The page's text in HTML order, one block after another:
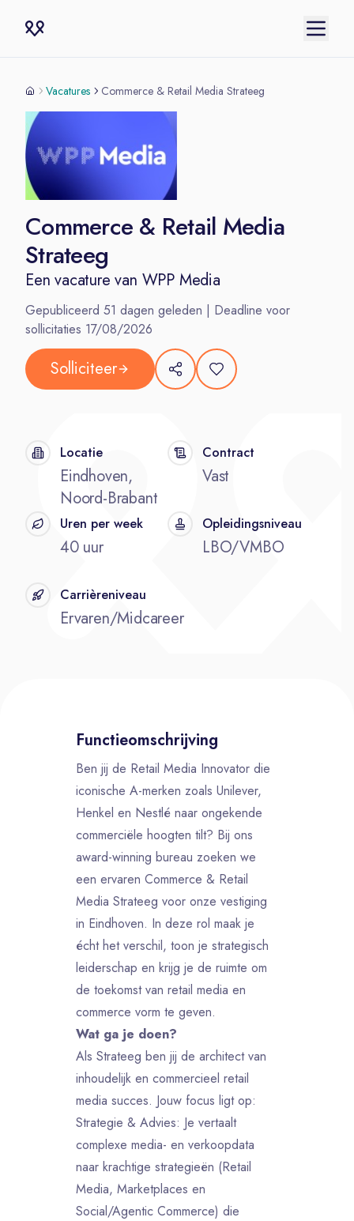
Vacatures Commerce & Retail Media Strateeg
Commerce & Retail Media
Strateeg
Een vacature van WPP Media
Gepubliceerd 51 dagen geleden | Deadline voor
sollicitaties 17/08/2026
Solliciteer
Locatie
Eindhoven,
Noord-Brabant
Contract
Vast
Uren per week
40 uur
Opleidingsniveau
LBO/VMBO
Carrièreniveau
Ervaren/Midcareer
Functieomschrijving
Ben jij de Retail Media Innovator die
iconische A-merken zoals Unilever,
Henkel en Nestlé naar ongekende
commerciële hoogten tilt? Bij ons
award-winning bureau zoeken we
een ervaren Commerce & Retail
Media Strateeg voor onze vestiging
in Eindhoven. In deze rol maak je
écht het verschil, toon je strategisch
leiderschap en krijg je de ruimte om
de toekomst van retail media en
commerce vorm te geven.
Wat ga je doen?
Als Strateeg ben jij de architect van
inhoudelijk en commercieel retail
media succes. Jouw focus ligt op:
Strategie & Advies: Je vertaalt
complexe media- en verkoopdata
naar krachtige strategieën (Retail
Media, Marketplaces en
Social/Agentic Commerce) die